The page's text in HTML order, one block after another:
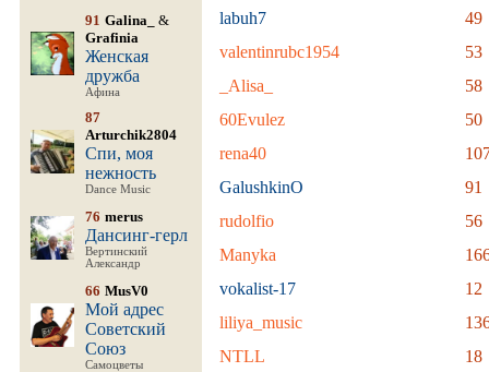
91 Galina_
&
Grafinia
Женская
дружба
Афина
87
Arturchik2804
Спи, моя
нежность
Dance Music
76 merus
Дансинг-герл
Вертинский
Александр
66 MusV0
Мой адрес
Советский
Союз
Самоцветы
labuh7
49
valentinrubc1954
53
_Alisa_
58
60Evulez
50
rena40
GalushkinO
91
rudolfio
56
Manyka
vokalist-17
12
liliya_music
NTLL
18